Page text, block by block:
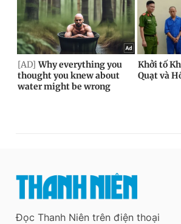
Đọc Thanh Niên trên điện thoại